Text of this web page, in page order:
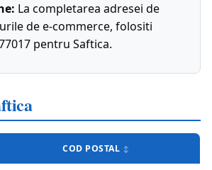
La completarea adresei de
de e-commerce, folositi
pentru Saftica.
COD POSTAL